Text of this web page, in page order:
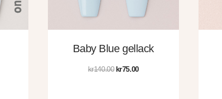
Baby Blue gellack
kr140.00 Det
kr75.00Det